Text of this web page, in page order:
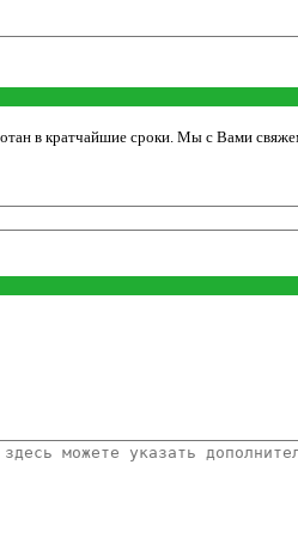
в кратчайшие сроки. Мы с Вами